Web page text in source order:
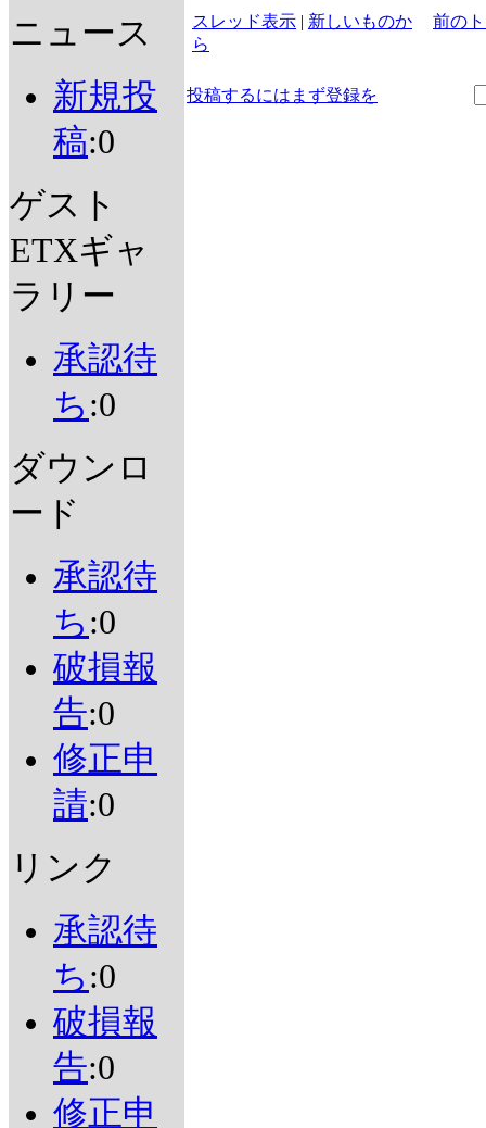
ニュース
新規投
稿:0
ゲスト
ETXギャ
ラリー
承認待
ち :0
ダウンロ
ード
承認待
ち :0
破損報
告:0
修正申
請:0
リンク
承認待
ち :0
破損報
告:0
修正申
スレッド表示 | 新しいものか
ら
前の
投稿するにはまず登録を